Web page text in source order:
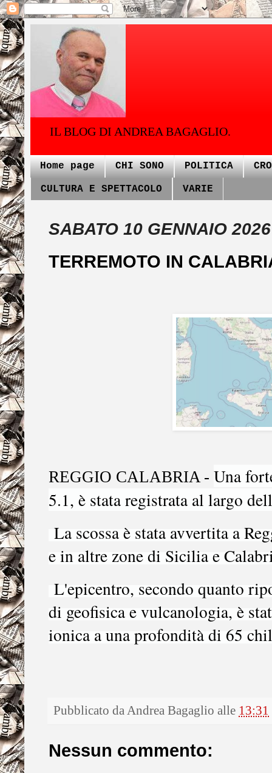
IL BLOG DI ANDREA BAGAGLIO.
Home page CHI SONO POLITICA
CULTURA E SPETTACOLO VARIE
SABATO 10 GENNAIO 2026
TERREMOTO IN
REGGIO CALABRIA - Una
5.1, è stata registrata al largo
La scossa è stata avvertita a
e in altre zone di Sicilia e
L'epicentro, secondo quanto
di geofisica e vulcanologia, è
ionica a una profondità di 65
Pubblicato daAndrea Bagaglio alle 13:31
Nessun commento: